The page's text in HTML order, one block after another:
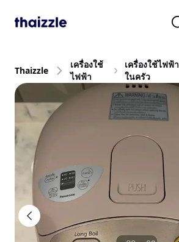
Thaizzle
เครื่องใช้
ไฟฟ้า
เครื่องใช้ไฟฟ้า
ในครัว